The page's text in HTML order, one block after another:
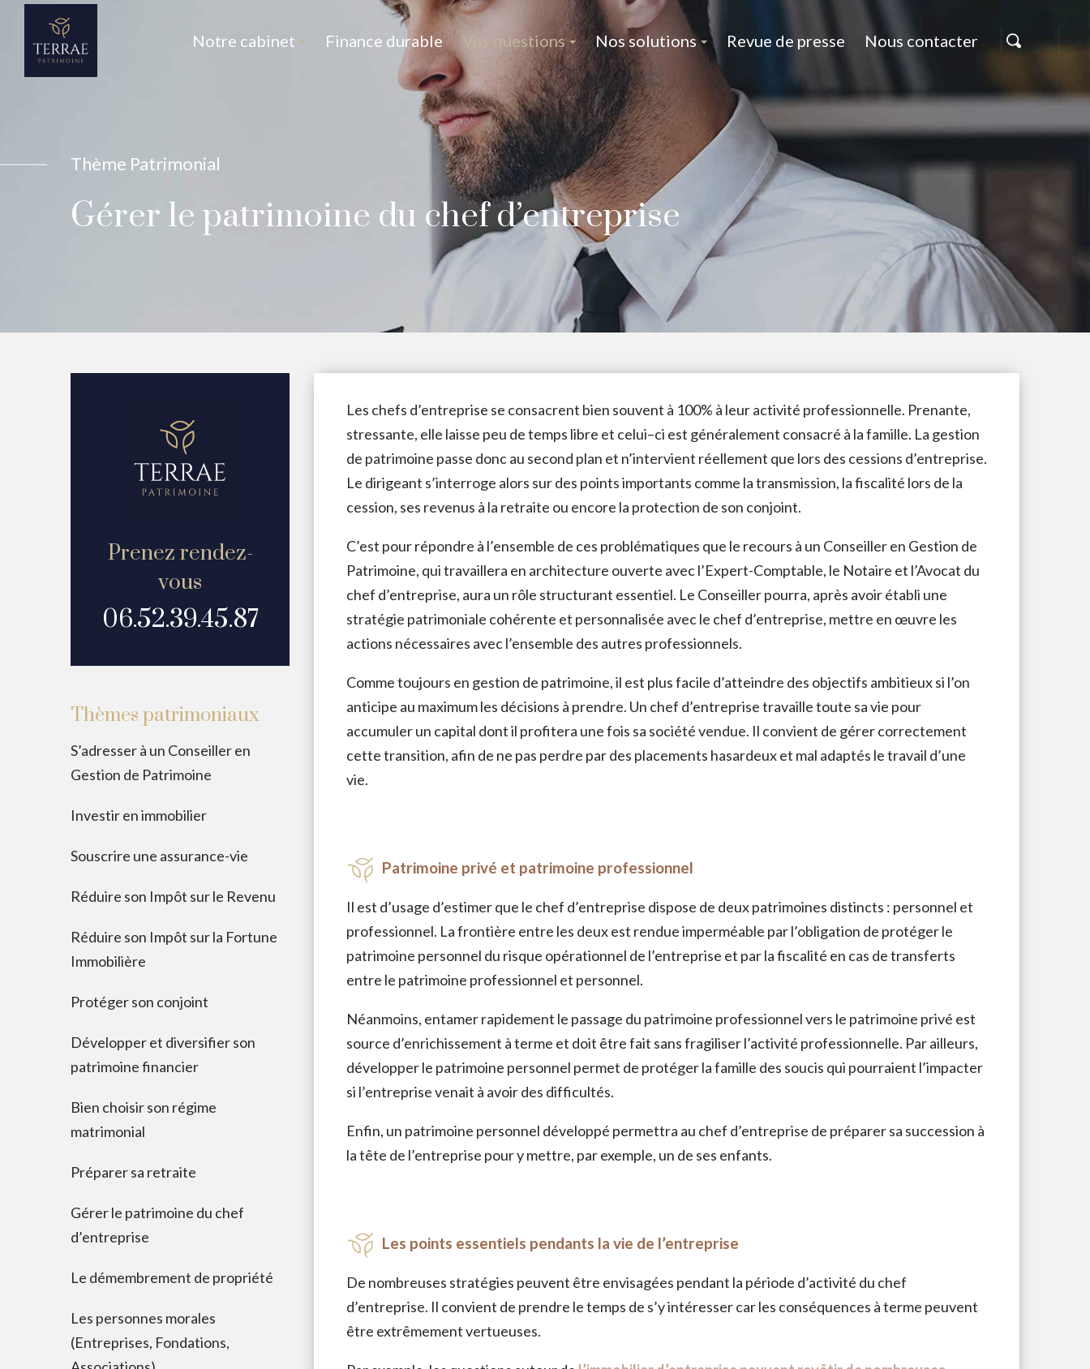
Notre cabinet Finance durable Vos questions Nos solutions Revue de presse Nous contacter
Thème Patrimonial
Gérer le patrimoine du chef d’entreprise
Les chefs d’entreprise se consacrent bien souvent à 100% à leur activité professionnelle. Prenante,
stressante, elle laisse peu de temps libre et celui–ci est généralement consacré à la famille. La gestion
de patrimoine passe donc au second plan et n’intervient réellement que lors des cessions d’entreprise.
Le dirigeant s’interroge alors sur des points importants comme la transmission, la fiscalité lors de la
cession, ses revenus à la retraite ou encore la protection de son conjoint.
C’est pour répondre à l’ensemble de ces problématiques que le recours à un Conseiller en Gestion de
Patrimoine, qui travaillera en architecture ouverte avec l’Expert-Comptable, le Notaire et l’Avocat du
chef d’entreprise, aura un rôle structurant essentiel. Le Conseiller pourra, après avoir établi une
stratégie patrimoniale cohérente et personnalisée avec le chef d’entreprise, mettre en œuvre les
actions nécessaires avec l’ensemble des autres professionnels.
Comme toujours en gestion de patrimoine, il est plus facile d’atteindre des objectifs ambitieux si l’on
anticipe au maximum les décisions à prendre. Un chef d’entreprise travaille toute sa vie pour
accumuler un capital dont il profitera une fois sa société vendue. Il convient de gérer correctement
cette transition, afin de ne pas perdre par des placements hasardeux et mal adaptés le travail d’une
vie.
Patrimoine privé et patrimoine professionnel
Il est d’usage d’estimer que le chef d’entreprise dispose de deux patrimoines distincts : personnel et
professionnel. La frontière entre les deux est rendue imperméable par l’obligation de protéger le
patrimoine personnel du risque opérationnel de l’entreprise et par la fiscalité en cas de transferts
entre le patrimoine professionnel et personnel.
Néanmoins, entamer rapidement le passage du patrimoine professionnel vers le patrimoine privé est
source d’enrichissement à terme et doit être fait sans fragiliser l’activité professionnelle. Par ailleurs,
développer le patrimoine personnel permet de protéger la famille des soucis qui pourraient l’impacter
si l’entreprise venait à avoir des difficultés.
Enfin, un patrimoine personnel développé permettra au chef d’entreprise de préparer sa succession à
la tête de l’entreprise pour y mettre, par exemple, un de ses enfants.
Les points essentiels pendants la vie de l’entreprise
De nombreuses stratégies peuvent être envisagées pendant la période d’activité du chef
d’entreprise. Il convient de prendre le temps de s’y intéresser car les conséquences à terme peuvent
être extrêmement vertueuses.
Prenez rendez-
vous
06.52.39.45.87
Thèmes patrimoniaux
S’adresser à un Conseiller en
Gestion de Patrimoine
Investir en immobilier
Souscrire une assurance-vie
Réduire son Impôt sur le Revenu
Réduire son Impôt sur la Fortune
Immobilière
Protéger son conjoint
Développer et diversifier son
patrimoine financier
Bien choisir son régime
matrimonial
Préparer sa retraite
Gérer le patrimoine du chef
d’entreprise
Le démembrement de propriété
Les personnes morales
(Entreprises, Fondations,